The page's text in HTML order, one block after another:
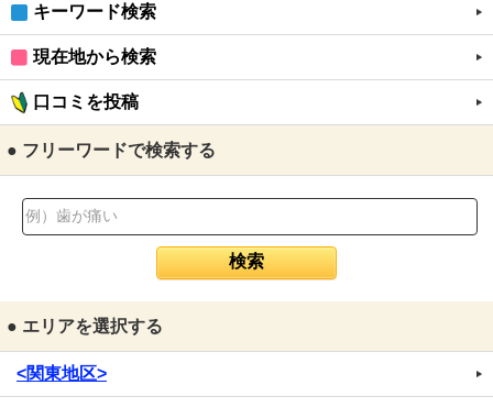
キーワード検索
現在地から検索
口コミを投稿
● フリーワードで検索する
● エリアを選択する
<関東地区>